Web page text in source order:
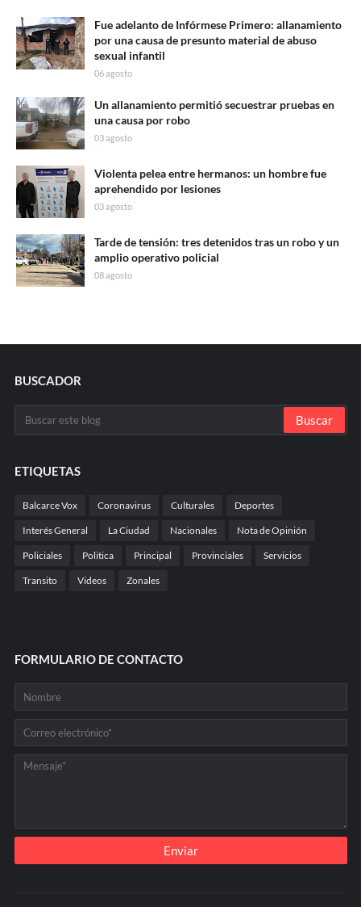
Fue adelanto de Infórmese Primero: allanamiento
por una causa de presunto material de abuso
sexual infantil
06 agosto
Un allanamiento permitió secuestrar pruebas en
una causa por robo
03 agosto
Violenta pelea entre hermanos: un hombre fue
aprehendido por lesiones
03 agosto
Tarde de tensión: tres detenidos tras un robo y un
amplio operativo policial
08 agosto
BUSCADOR
ETIQUETAS
Balcarce Vox Coronavirus Culturales Deportes
Interés General La Ciudad Nacionales Nota de Opinión
Policiales Politica Principal Provinciales Servicios
Transito Videos Zonales
FORMULARIO DE CONTACTO